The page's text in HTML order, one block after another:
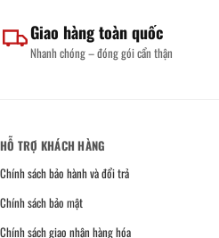
Giao hàng toàn quốc
Nhanh chóng – đóng gói cẩn thận
HỖ TRỢ KHÁCH HÀNG
Chính sách bảo hành và đổi trả
Chính sách bảo mật
Chính sách giao nhận hàng hóa